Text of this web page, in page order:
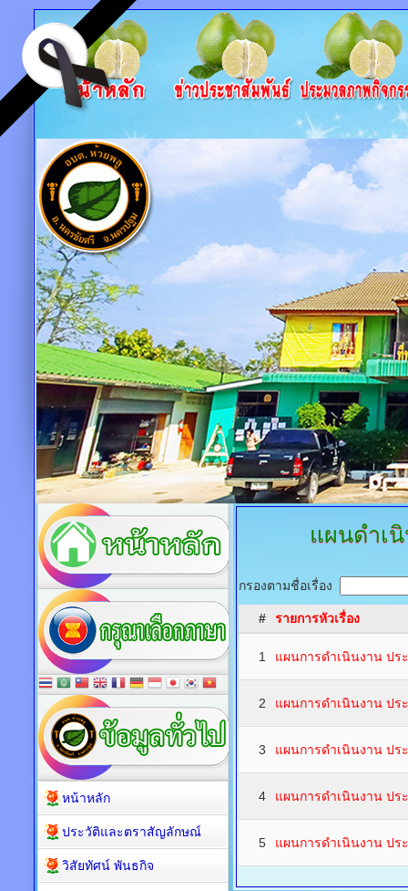
แผนดำเ
กรองตามชื่อเรื่อง
# รายการหัวเรื่อง
1 แผนการดำเนินงาน ปร
2 แผนการดำเนินงาน ปร
3 แผนการดำเนินงาน ปร
4 แผนการดำเนินงาน ปร
5 แผนการดำเนินงาน ปร
หน้าหลัก
ประวัติและตราสัญลักษณ์
วิสัยทัศน์ พันธกิจ